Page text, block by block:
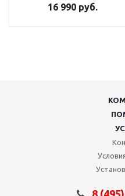
16 990 руб.
8